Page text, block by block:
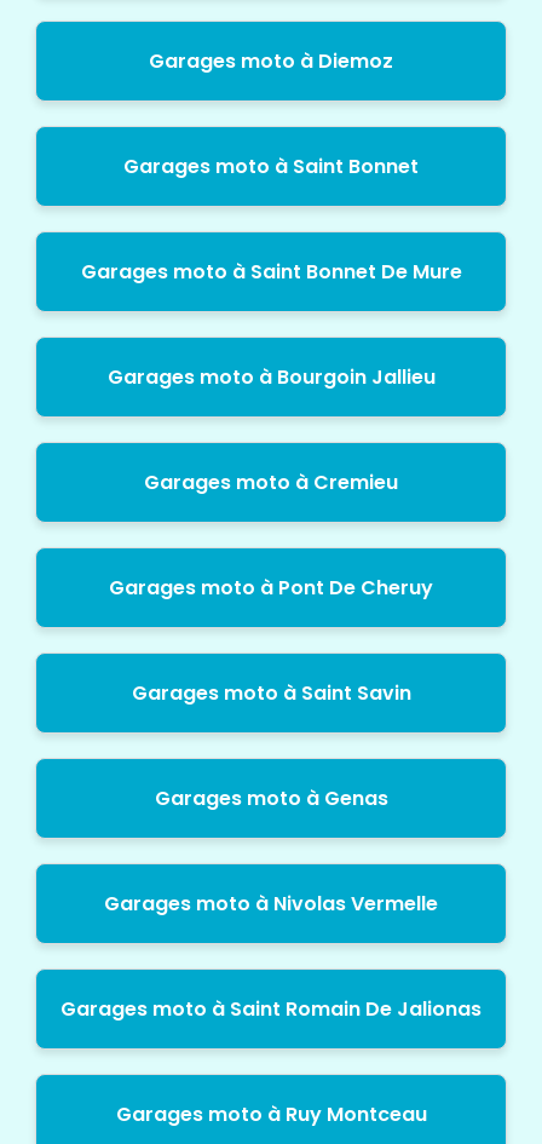
Garages moto à Diemoz
Garages moto à Saint Bonnet
Garages moto à Saint Bonnet De Mure
Garages moto à Bourgoin Jallieu
Garages moto à Cremieu
Garages moto à Pont De Cheruy
Garages moto à Saint Savin
Garages moto à Genas
Garages moto à Nivolas Vermelle
Garages moto à Saint Romain De Jalionas
Garages moto à Ruy Montceau